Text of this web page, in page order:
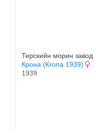
Терскийн морин завод
Крона (Krona 1939)
1939